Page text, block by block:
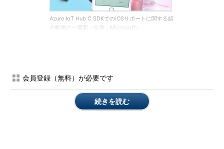
Azure IoT Hub C SDKでのiOSサポートに関する紹
介動画の一場面（出典：Microsoft）
り、その中には、MicrosoftがサポートしているAzure IoT Hubの
機能や、ネットワークの信頼性を確保するための再試行ポリシー
など、SDK固有の機能が含まれる。
会員登録（無料）が必要です
続きを読む